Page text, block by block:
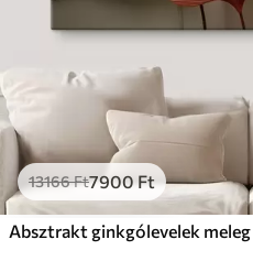
13166Ft7900Ft